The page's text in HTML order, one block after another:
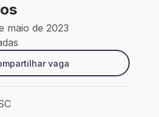
maio de 2023
vaga
- SC